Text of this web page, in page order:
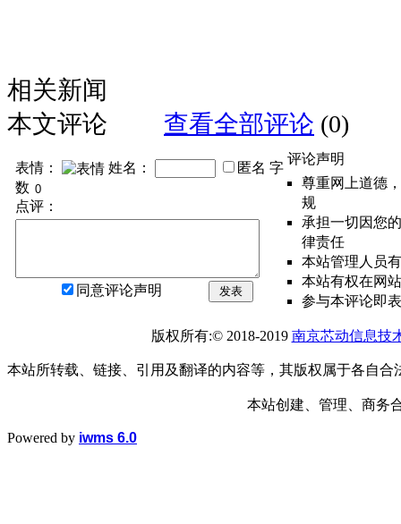
相关新闻
本文评论
查看全部评论 (0)
表情： 姓名： 匿名 字
数
点评：
同意评论声明 发表
评论声明
尊重网上道德
规
承担一切因您
律责任
本站管理人员
本站有权在网
参与本评论即
版权所有:© 2018-2019 南京芯动信息技
本站所转载、链接、引用及翻译的内容等，其版权属于各自合
本站创建、管理、商务
Powered by iwms 6.0